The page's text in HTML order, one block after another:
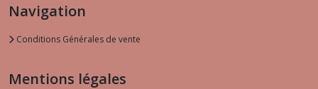
Navigation
Conditions Générales de vente
Mentions légales